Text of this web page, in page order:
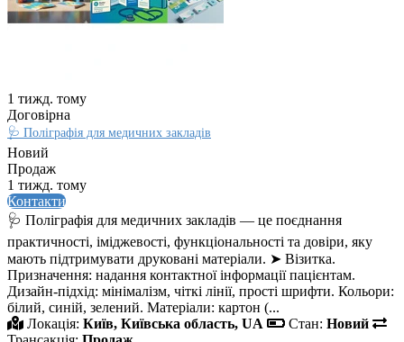
1 тижд. тому
Договірна
🩺 Поліграфія для медичних закладів
Новий
Продаж
1 тижд. тому
Контакти
🩺 Поліграфія для медичних закладів — це поєднання
практичності, іміджевості, функціональності та довіри, яку
мають підтримувати друковані матеріали. ➤ Візитка.
Призначення: надання контактної інформації пацієнтам.
Дизайн‑підхід: мінімалізм, чіткі лінії, прості шрифти. Кольори:
білий, синій, зелений. Матеріали: картон (...
Локація: Київ, Київська область, UA Стан: Новий